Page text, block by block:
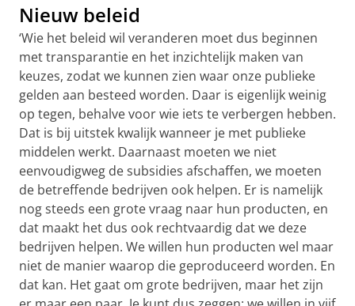
Nieuw beleid
‘Wie het beleid wil veranderen moet dus beginnen
met transparantie en het inzichtelijk maken van
keuzes, zodat we kunnen zien waar onze publieke
gelden aan besteed worden. Daar is eigenlijk weinig
op tegen, behalve voor wie iets te verbergen hebben.
Dat is bij uitstek kwalijk wanneer je met publieke
middelen werkt. Daarnaast moeten we niet
eenvoudigweg de subsidies afschaffen, we moeten
de betreffende bedrijven ook helpen. Er is namelijk
nog steeds een grote vraag naar hun producten, en
dat maakt het dus ook rechtvaardig dat we deze
bedrijven helpen. We willen hun producten wel maar
niet de manier waarop die geproduceerd worden. En
dat kan. Het gaat om grote bedrijven, maar het zijn